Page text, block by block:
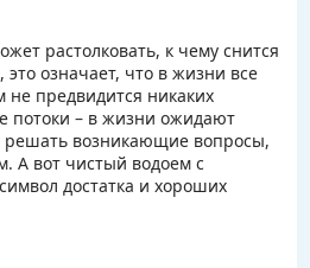
растолковать, к чему снится
означает, что в жизни все
не предвидится никаких
потоки – в жизни ожидают
возникающие вопросы,
А вот чистый водоем с
достатка и хороших